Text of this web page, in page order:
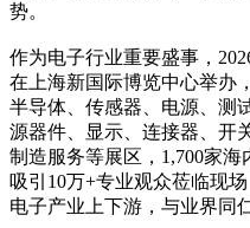
势。
作为电子行业重要盛事，
在上海新国际博览中心举办
半导体、传感器、电源、测
源器件、显示、连接器、开
制造服务等展区，1,700家
吸引10万+专业观众莅临现
电子产业上下游，与业界同